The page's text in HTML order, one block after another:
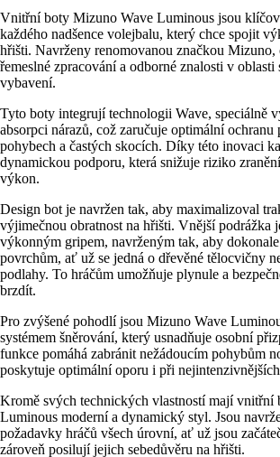
Vnitřní boty Mizuno Wave Luminous jsou
každého nadšence volejbalu, který chce spojit
hřišti. Navrženy renomovanou značkou Mizuno,
řemeslné zpracování a odborné znalosti v
vybavení.
Tyto boty integrují technologii Wave, speciálně
absorpci nárazů, což zaručuje optimální
pohybech a častých skocích. Díky této inovaci
dynamickou podporu, která snižuje riziko
výkon.
Design bot je navržen tak, aby maximalizoval
výjimečnou obratnost na hřišti. Vnější podrážka
výkonným gripem, navrženým tak, aby
povrchům, ať už se jedná o dřevěné tělocvičny
podlahy. To hráčům umožňuje plynule a
brzdít.
Pro zvýšené pohodlí jsou Mizuno Wave
systémem šněrování, který usnadňuje osobní
funkce pomáhá zabránit nežádoucím pohybům
poskytuje optimální oporu i při nejintenzivnějších
Kromě svých technických vlastností mají vnitřní
Luminous moderní a dynamický styl. Jsou
požadavky hráčů všech úrovní, ať už jsou
zároveň posilují jejich sebedůvěru na hřišti.